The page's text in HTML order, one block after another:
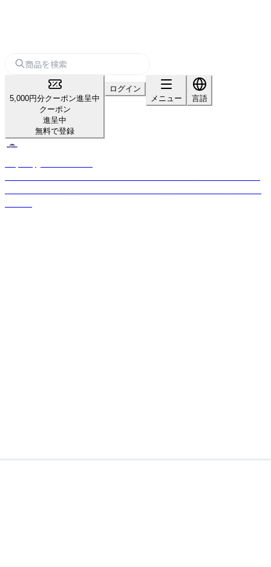
5,000円分クーポン進呈中
クーポン
進呈中
無料で登録
ログイン
メニュー
言語